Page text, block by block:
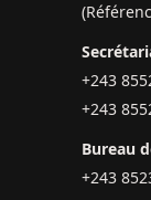
+243
+243
Bureau
+243